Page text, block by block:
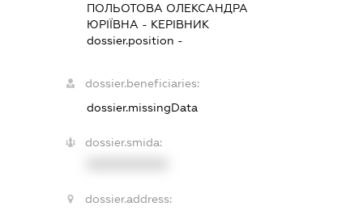
ПОЛЬОТОВА ОЛЕКСАНДРА
ЮРІЇВНА - КЕРІВНИК
dossier.position -
dossier.beneficiaries:
dossier.missingData
dossier.smida:
dossier.address: